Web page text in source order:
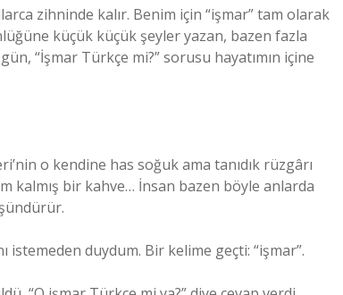
zihninde kalır. Benim için “işmar” tam olarak
küçük küçük şeyler yazan, bazen fazla
“İşmar Türkçe mi?” sorusu hayatımın içine
o kendine has soğuk ama tanıdık rüzgârı
kalmış bir kahve… İnsan bazen böyle anlarda
istemeden duydum. Bir kelime geçti: “işmar”.